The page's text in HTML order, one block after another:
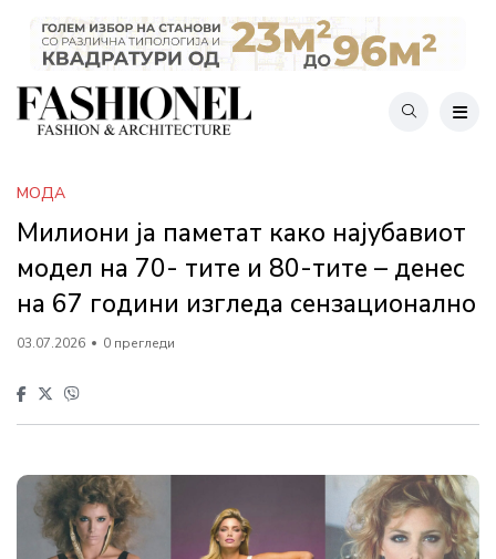
МОДА
Милиони ја паметат како најубавиот
модел на 70- тите и 80-тите – денес
на 67 години изгледа сензационално
03.07.2026 0 прегледи